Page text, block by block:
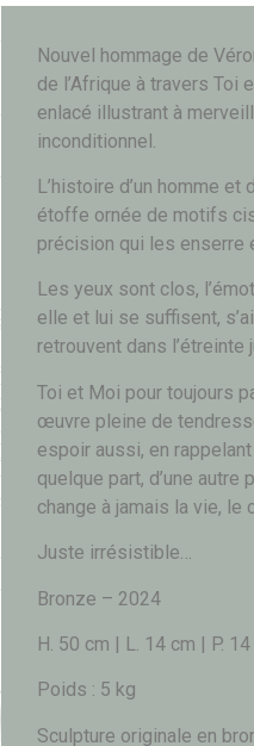
Nouvel hommage de
de l’Afrique à travers Toi
enlacé illustrant à
inconditionnel.
L’histoire d’un homme et
étoffe ornée de motifs
précision qui les enserre
Les yeux sont clos,
elle et lui se suffisent,
retrouvent dans l’étreinte
Toi et Moi pour toujours
œuvre pleine de
espoir aussi, en
quelque part, d’une
change à jamais la vie, le
Juste irrésistible…
Bronze – 2024
H. 50 cm | L. 14 cm | P.
Poids : 5 kg
Sculpture originale en